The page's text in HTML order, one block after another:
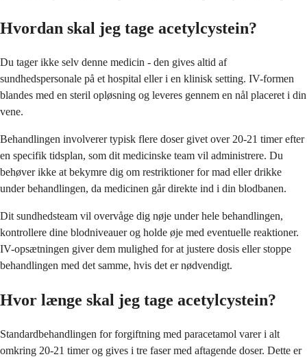
Hvordan skal jeg tage acetylcystein?
Du tager ikke selv denne medicin - den gives altid af
sundhedspersonale på et hospital eller i en klinisk setting. IV-formen
blandes med en steril opløsning og leveres gennem en nål placeret i din
vene.
Behandlingen involverer typisk flere doser givet over 20-21 timer efter
en specifik tidsplan, som dit medicinske team vil administrere. Du
behøver ikke at bekymre dig om restriktioner for mad eller drikke
under behandlingen, da medicinen går direkte ind i din blodbanen.
Dit sundhedsteam vil overvåge dig nøje under hele behandlingen,
kontrollere dine blodniveauer og holde øje med eventuelle reaktioner.
IV-opsætningen giver dem mulighed for at justere dosis eller stoppe
behandlingen med det samme, hvis det er nødvendigt.
Hvor længe skal jeg tage acetylcystein?
Standardbehandlingen for forgiftning med paracetamol varer i alt
omkring 20-21 timer og gives i tre faser med aftagende doser. Dette er